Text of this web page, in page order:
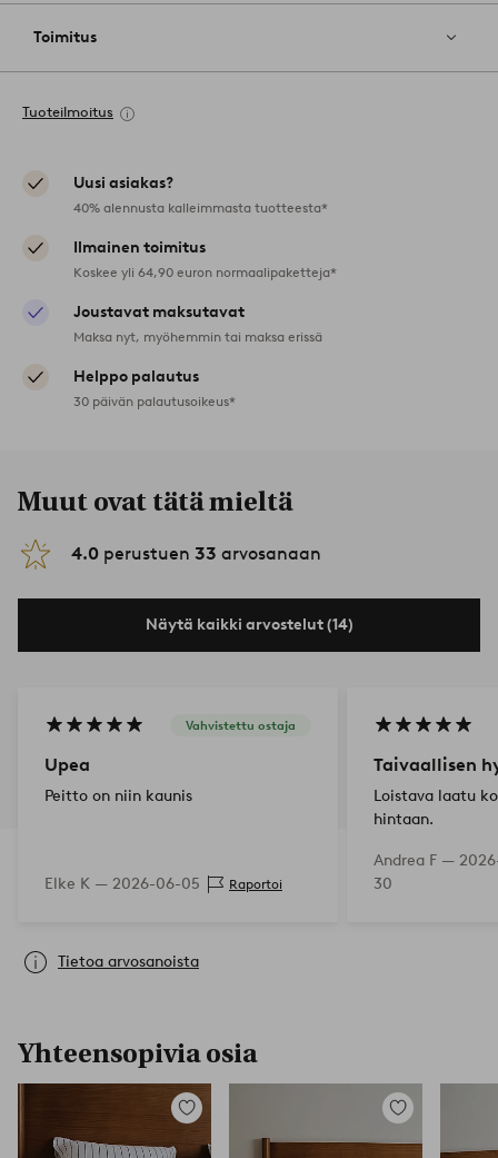
Toimitus
Tuoteilmoitus
Uusi asiakas?
40% alennusta kalleimmasta tuotteesta*
Ilmainen toimitus
Koskee yli 64,90 euron normaalipaketteja*
Joustavat maksutavat
Maksa nyt, myöhemmin tai maksa erissä
Helppo palautus
30 päivän palautusoikeus*
Muut ovat tätä mieltä
4.0 perustuen 33 arvosanaan
Näytä kaikki arvostelut (14)
Vahvistettu ostaja
Upea
Peitto on niin kaunis
Elke K — 2026-06-05 Raportoi
Taivaallisen
Loistava laatu
hintaan.
Andrea F —
30
Tietoa arvosanoista
Yhteensopivia osia
Lisää
Lisää